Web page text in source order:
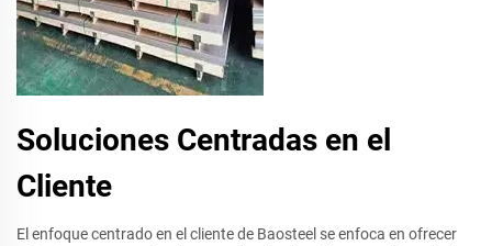
Soluciones Centradas en el
Cliente
El enfoque centrado en el cliente de Baosteel se enfoca en ofrecer